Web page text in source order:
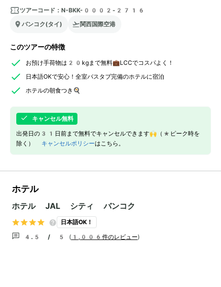
ツアーコード： N-BKK-0002-2716
バンコク(タイ)
関西国際空港
このツアーの特徴
お預け手荷物は20kgまで無料💼LCCでコスパよく！
日本語OKで安心！全室バスタブ完備のホテルに宿泊
ホテルの朝食つき🍳
キャンセル無料
出発日の31日前まで無料でキャンセルできます🙌（*ピーク時を
除く） キャンセルポリシーはこちら。
ホテル
ホテル JAL シティ バンコク
日本語OK！
4.5 / 5 ( 1,006件のレビュー)